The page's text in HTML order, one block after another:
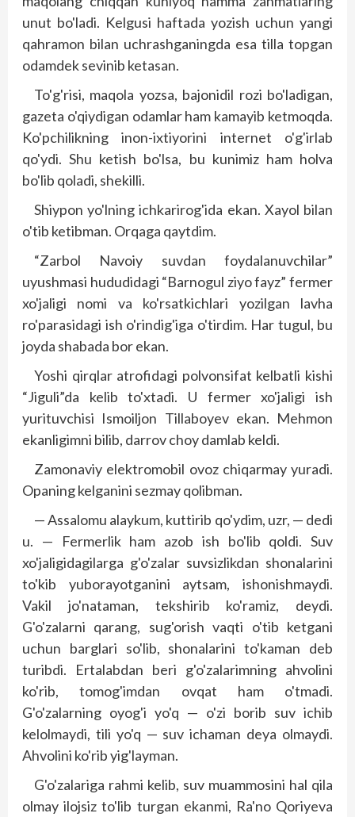
unut bo'ladi. Kelgusi haftada yozish uchun yangi
qahramon bilan uchrashganingda esa tilla topgan
odamdek sevinib ketasan.
To'g'risi, maqola yozsa, bajonidil rozi bo'ladigan,
gazeta o'qiydigan odamlar ham kamayib ketmoqda.
Ko'pchilikning inon-ixtiyorini internet o'g'irlab
qo'ydi. Shu ketish bo'lsa, bu kunimiz ham holva
bo'lib qoladi, shekilli.
Shiypon yo'lning ichkarirog'ida ekan. Xayol bilan
o'tib ketibman. Orqaga qaytdim.
“Zarbol Navoiy suvdan foydalanuvchilar”
uyushmasi hududidagi “Barnogul ziyo fayz” fermer
xo'jaligi nomi va ko'rsatkichlari yozilgan lavha
ro'parasidagi ish o'rindig'iga o'tirdim. Har tugul, bu
joyda shabada bor ekan.
Yoshi qirqlar atrofidagi polvonsifat kelbatli kishi
“Jiguli”da kelib to'xtadi. U fermer xo'jaligi ish
yurituvchisi Ismoiljon Tillaboyev ekan. Mehmon
ekanligimni bilib, darrov choy damlab keldi.
Zamonaviy elektromobil ovoz chiqarmay yuradi.
Opaning kelganini sezmay qolibman.
— Assalomu alaykum, kuttirib qo'ydim, uzr, — dedi
u. — Fermerlik ham azob ish bo'lib qoldi. Suv
xo'jaligidagilarga g'o'zalar suvsizlikdan shonalarini
to'kib yuborayotganini aytsam, ishonishmaydi.
Vakil jo'nataman, tekshirib ko'ramiz, deydi.
G'o'zalarni qarang, sug'orish vaqti o'tib ketgani
uchun barglari so'lib, shonalarini to'kaman deb
turibdi. Ertalabdan beri g'o'zalarimning ahvolini
ko'rib, tomog'imdan ovqat ham o'tmadi.
G'o'zalarning oyog'i yo'q — o'zi borib suv ichib
kelolmaydi, tili yo'q — suv ichaman deya olmaydi.
Ahvolini ko'rib yig'layman.
G'o'zalariga rahmi kelib, suv muammosini hal qila
olmay ilojsiz to'lib turgan ekanmi, Ra'no Qoriyeva